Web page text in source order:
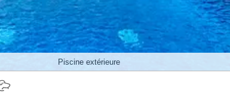
Piscine extérieure